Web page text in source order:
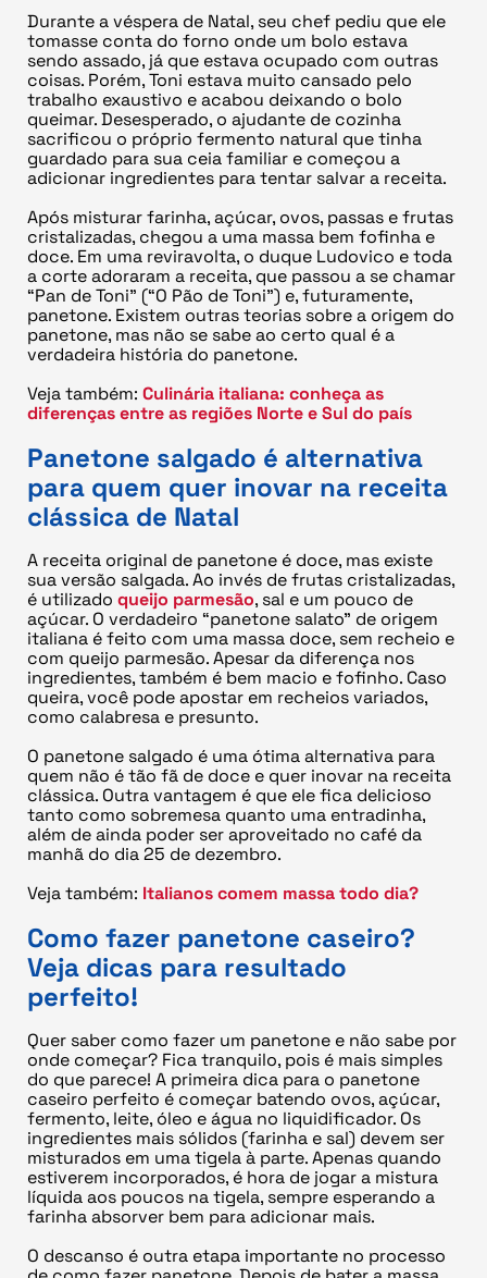
Durante a véspera de Natal, seu chef pediu que ele
tomasse conta do forno onde um bolo estava
sendo assado, já que estava ocupado com outras
coisas. Porém, Toni estava muito cansado pelo
trabalho exaustivo e acabou deixando o bolo
queimar. Desesperado, o ajudante de cozinha
sacrificou o próprio fermento natural que tinha
guardado para sua ceia familiar e começou a
adicionar ingredientes para tentar salvar a receita.
Após misturar farinha, açúcar, ovos, passas e frutas
cristalizadas, chegou a uma massa bem fofinha e
doce. Em uma reviravolta, o duque Ludovico e toda
a corte adoraram a receita, que passou a se chamar
“Pan de Toni” (“O Pão de Toni”) e, futuramente,
panetone. Existem outras teorias sobre a origem do
panetone, mas não se sabe ao certo qual é a
verdadeira história do panetone.
Veja também: Culinária italiana: conheça as
diferenças entre as regiões Norte e Sul do país
Panetone salgado é alternativa
para quem quer inovar na receita
clássica de Natal
A receita original de panetone é doce, mas existe
sua versão salgada. Ao invés de frutas cristalizadas,
é utilizado queijo parmesão, sal e um pouco de
açúcar. O verdadeiro “panetone salato” de origem
italiana é feito com uma massa doce, sem recheio e
com queijo parmesão. Apesar da diferença nos
ingredientes, também é bem macio e fofinho. Caso
queira, você pode apostar em recheios variados,
como calabresa e presunto.
O panetone salgado é uma ótima alternativa para
quem não é tão fã de doce e quer inovar na receita
clássica. Outra vantagem é que ele fica delicioso
tanto como sobremesa quanto uma entradinha,
além de ainda poder ser aproveitado no café da
manhã do dia 25 de dezembro.
Veja também: Italianos comem massa todo dia?
Como fazer panetone caseiro?
Veja dicas para resultado
perfeito!
Quer saber como fazer um panetone e não sabe por
onde começar? Fica tranquilo, pois é mais simples
do que parece! A primeira dica para o panetone
caseiro perfeito é começar batendo ovos, açúcar,
fermento, leite, óleo e água no liquidificador. Os
ingredientes mais sólidos (farinha e sal) devem ser
misturados em uma tigela à parte. Apenas quando
estiverem incorporados, é hora de jogar a mistura
líquida aos poucos na tigela, sempre esperando a
farinha absorver bem para adicionar mais.
O descanso é outra etapa importante no processo